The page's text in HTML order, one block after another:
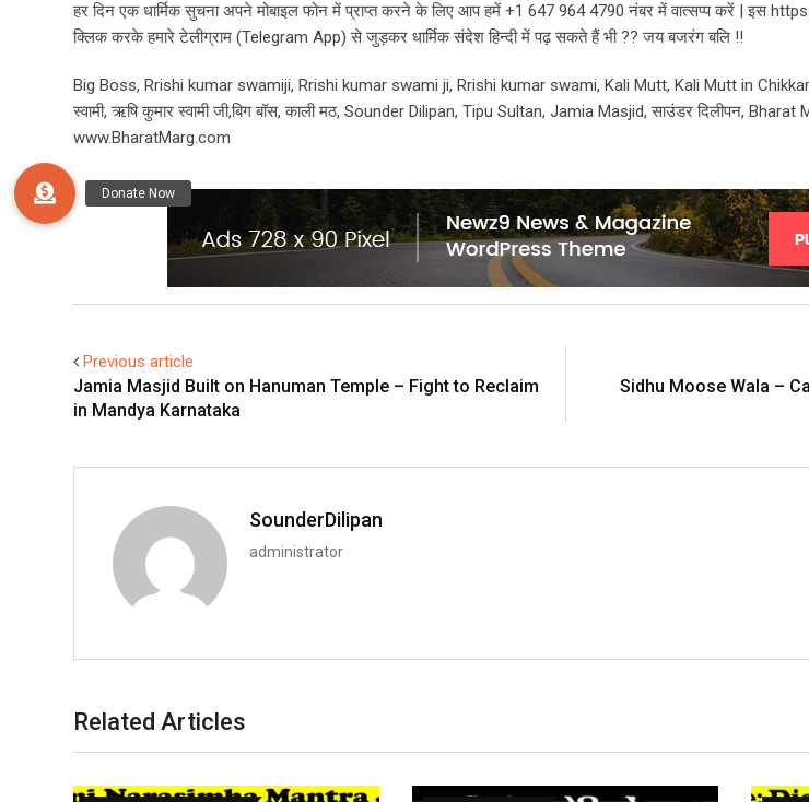
हर दिन एक धार्मिक सुचना अपने मोबाइल फोन में प्राप्त करने के लिए आप हमें +1 647 964 4790 नंबर में वात्सप्प करें | इस
क्लिक करके हमारे टेलीग्राम (Telegram App) से जुड़कर धार्मिक संदेश हिन्दी में पढ़ सकते हैं भी ?? जय बजरंग बलि !!
Big Boss, Rrishi kumar swamiji, Rrishi kumar swami ji, Rrishi kumar swami, Kali Mutt, Kali Mutt in
स्वामी, ऋषि कुमार स्वामी जी,बिग बॉस, काली मठ, Sounder Dilipan, Tipu Sultan, Jamia Masjid,साउंडर दिलीपन, Bharat
www.BharatMarg.com
Previous article
Jamia Masjid Built on Hanuman Temple – Fight to Reclaim
in Mandya Karnataka
Sidhu Moose Wala –
SounderDilipan
administrator
Related Articles